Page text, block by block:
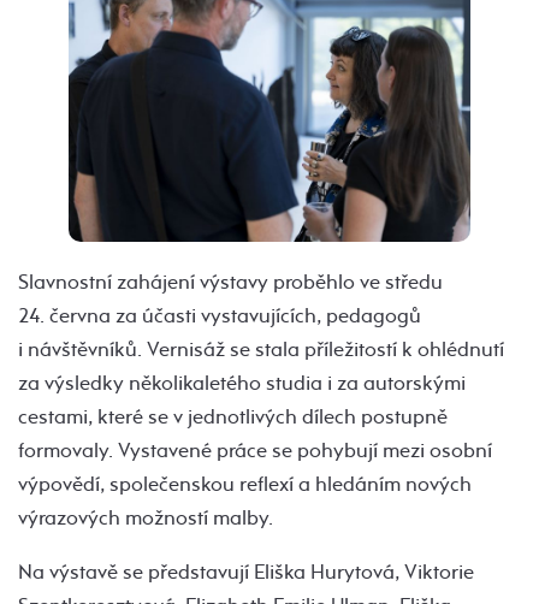
Slavnostní zahájení výstavy proběhlo ve středu
24. června za účasti vystavujících, pedagogů
i návštěvníků. Vernisáž se stala příležitostí k ohlédnutí
za výsledky několikaletého studia i za autorskými
cestami, které se v jednotlivých dílech postupně
formovaly. Vystavené práce se pohybují mezi osobní
výpovědí, společenskou reflexí a hledáním nových
výrazových možností malby.
Na výstavě se představují Eliška Hurytová, Viktorie